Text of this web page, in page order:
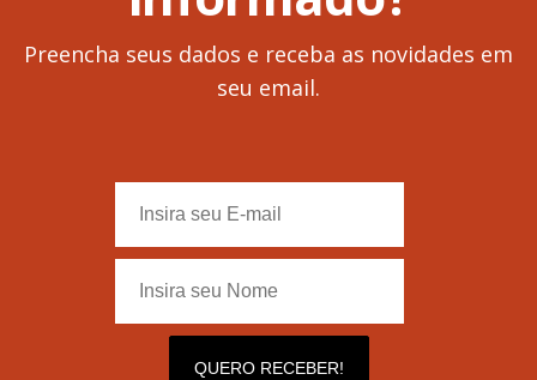
Preencha seus dados e receba as novidades em
seu email.
QUERO RECEBER!